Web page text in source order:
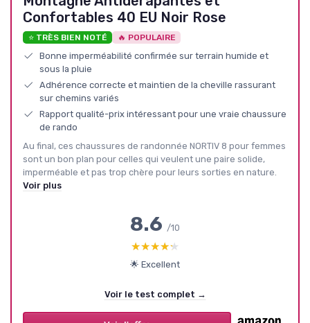
Confortables 40 EU Noir Rose
⭐ TRÈS BIEN NOTÉ 🔥 POPULAIRE
Bonne imperméabilité confirmée sur terrain humide et
sous la pluie
Adhérence correcte et maintien de la cheville rassurant
sur chemins variés
Rapport qualité-prix intéressant pour une vraie chaussure
de rando
Au final, ces chaussures de randonnée NORTIV 8 pour femmes
sont un bon plan pour celles qui veulent une paire solide,
imperméable et pas trop chère pour leurs sorties en nature.
Voir plus
8.6 /10
★★★★★
★★★★★
🌟 Excellent
Voir le test complet →